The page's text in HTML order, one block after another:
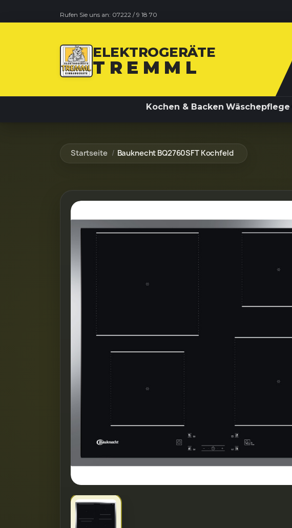
Rufen Sie uns an: 07222 / 9 18 70
ELEKTROGERÄTE
TREMML
Kochen & Backen Wäschepflege
Startseite Bauknecht BQ2760SFT Kochfeld